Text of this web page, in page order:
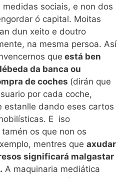
sociais, e non dos
ó capital. Moitas
dun xeito e doutro
na mesma persoa. Así
que está ben
da banca ou
de coches (dirán que
por cada coche,
estanlle dando eses cartos
E iso
os que non os
mentres que axudar
significará malgastar
A maquinaria mediática